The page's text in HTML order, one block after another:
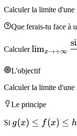
Calculer la limite d'une
Que ferais-tu face à
Calculer\lim_{x
\to
+\infty}
x}{x}
limx→+∞
L'objectif
Calculer la limite d'une
Le principe
Si g(x)
g(x) ≤ f(x) ≤ h